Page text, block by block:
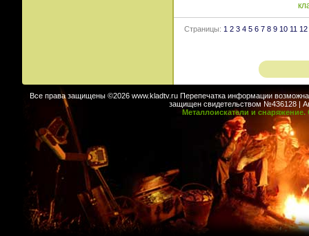
Страницы: 1 2 3 4 5 6 7 8 9 10 11 12
Все права защищены ©2026 www.kladtv.ru Перепечатка информации возможна
защищен свидетельством №436128 |
Металлоискатели и